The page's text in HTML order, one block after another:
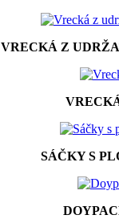
VRECKÁ Z
SÁČKY S